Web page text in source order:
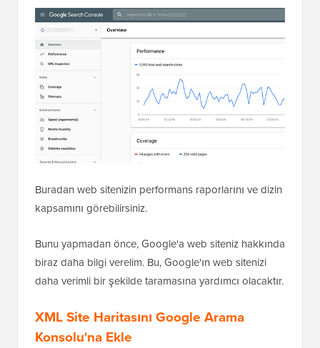
Buradan web sitenizin performans raporlarını ve dizin
kapsamını görebilirsiniz.
Bunu yapmadan önce, Google'a web siteniz hakkında
biraz daha bilgi verelim. Bu, Google'ın web sitenizi
daha verimli bir şekilde taramasına yardımcı olacaktır.
XML Site Haritasını Google Arama
Konsolu'na Ekle